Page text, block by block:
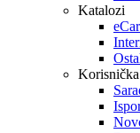
Katalozi
Korisnička